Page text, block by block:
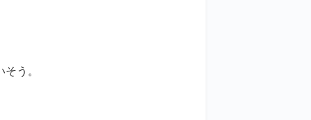
う。